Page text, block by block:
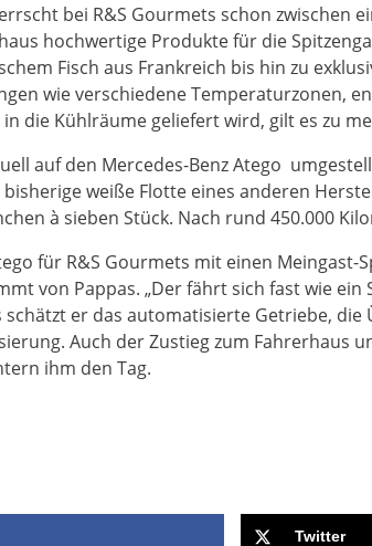
bei R&S Gourmets schon zwischen
hochwertige Produkte für die
Fisch aus Frankreich bis hin zu
wie verschiedene Temperaturzonen,
die Kühlräume geliefert wird, gilt es zu
auf den Mercedes-Benz Atego
weiße Flotte eines anderen
à sieben Stück. Nach rund 450.000
für R&S Gourmets mit einen Meingast-
von Pappas. „Der fährt sich fast wie ein
schätzt er das automatisierte Getriebe,
Auch der Zustieg zum Fahrerhaus
ihm den Tag.
Twitter